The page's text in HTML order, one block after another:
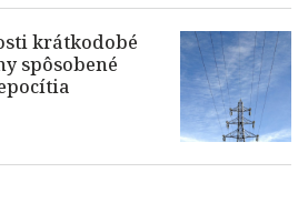
krátkodobé
spôsobené